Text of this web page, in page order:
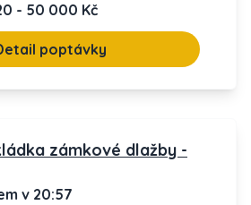
- 50 000 Kč
poptávky
zámkové dlažby -
v 20:57